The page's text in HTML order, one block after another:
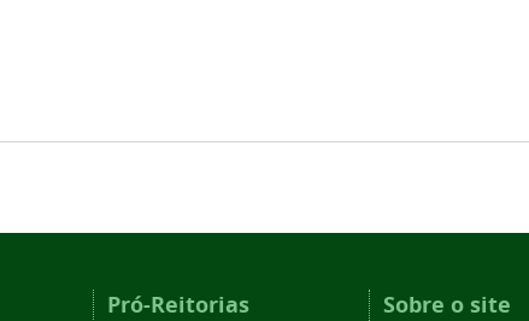
Pró-Reitorias Sobre o site